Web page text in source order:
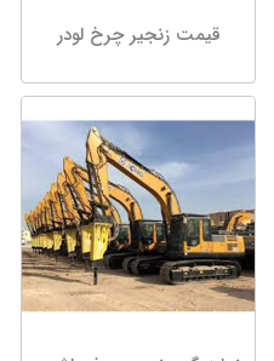
قیمت زنجیر چرخ لودر